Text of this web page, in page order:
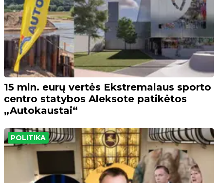
15 mln. eurų vertės Ekstremalaus sporto
centro statybos Aleksote patikėtos
„Autokaustai“
POLITIKA